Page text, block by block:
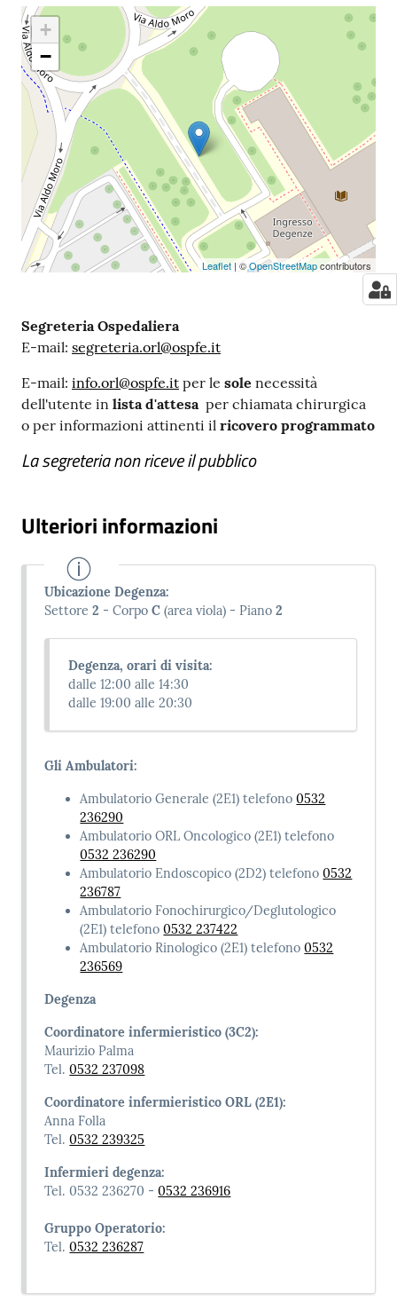
+
−
Leaflet| ©OpenStreetMapcontributors
Segreteria Ospedaliera
E-mail: segreteria.orl@ospfe.it
E-mail: info.orl@ospfe.it per le sole necessità
dell'utente in lista d'attesa per chiamata chirurgica
o per informazioni attinenti il ricovero programmato
La segreteria non riceve il pubblico
Ulteriori informazioni
Ubicazione Degenza:
Settore2 - CorpoC (area viola) - Piano2
Degenza, orari di visita:
dalle 12:00 alle 14:30
dalle 19:00 alle 20:30
Gli Ambulatori:
Ambulatorio Generale (2E1) telefono0532
236290
Ambulatorio ORL Oncologico (2E1) telefono
0532 236290
Ambulatorio Endoscopico (2D2) telefono0532
236787
Ambulatorio Fonochirurgico/Deglutologico
(2E1) telefono0532 237422
Ambulatorio Rinologico (2E1) telefono0532
236569
Degenza
Coordinatore infermieristico (3C2):
Maurizio Palma
Tel.0532 237098
Coordinatore infermieristico ORL (2E1):
Anna Folla
Tel.0532 239325
Infermieri degenza:
Tel. 0532 236270 -0532 236916
Gruppo Operatorio:
Tel.0532 236287